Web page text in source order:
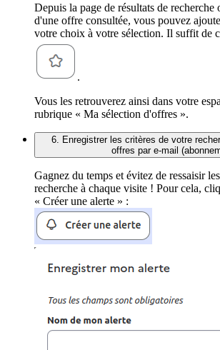
Depuis la page de résultats de recherche
d'une offre consultée, vous pouvez
votre choix à votre sélection. Il suffit de
.
Vous les retrouverez ainsi dans votre
rubrique « Ma sélection d'offres ».
6. Enregistrer les critères de votre
offres par e-mail
Gagnez du temps et évitez de ressaisir
recherche à chaque visite ! Pour cela,
« Créer une alerte » :